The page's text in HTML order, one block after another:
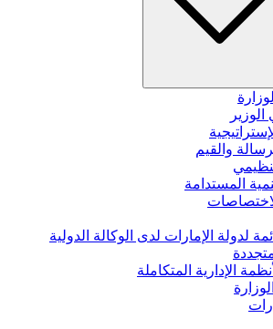
والقيم
المستدامة
لدولة الإمارات لدى الوكالة الدولية
الإدارية المتكاملة